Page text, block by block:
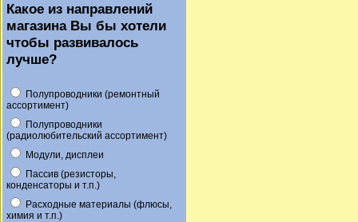
Какое из направлений
магазина Вы бы хотели
чтобы развивалось
лучше?
Полупроводники (ремонтный
ассортимент)
Полупроводники
(радиолюбительский ассортимент)
Модули, дисплеи
Пассив (резисторы,
конденсаторы и т.п.)
Расходные материалы (флюсы,
химия и т.п.)